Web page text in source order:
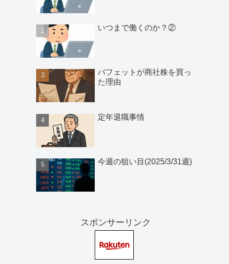
いつまで働くのか？②
バフェットが商社株を買っ
た理由
定年退職事情
今週の狙い目(2025/3/31週)
スポンサーリンク